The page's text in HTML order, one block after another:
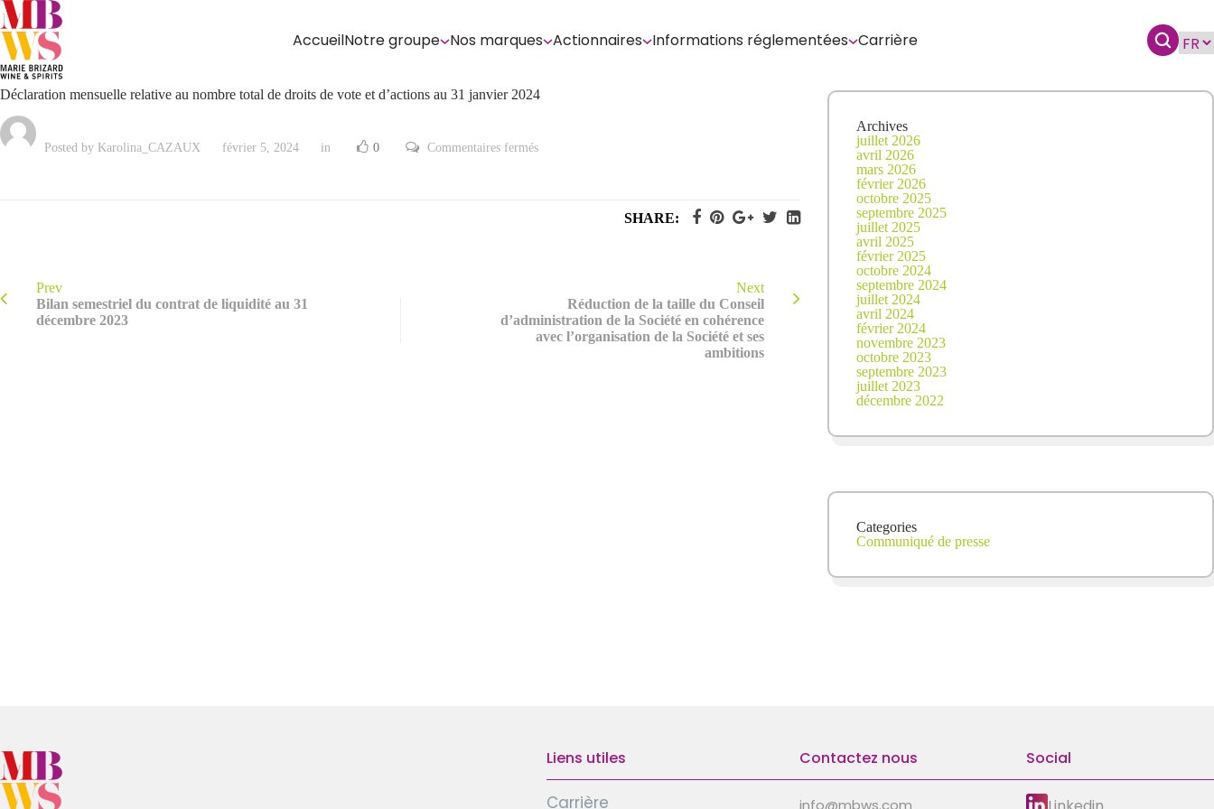
AccueilNotre groupe Nos marques Actionnaires Informations réglementées Carrière
Déclaration mensuelle relative au nombre total de droits de vote et d’actions au 31 janvier 2024
Posted by Karolina_CAZAUX février 5, 2024 in 0 Commentaires ferméssur
d’actions
31
janvier
SHARE:
Prev
Bilan semestriel du contrat de liquidité au 31
décembre 2023
Next
Réduction de la taille du Conseil
d’administration de la Société en cohérence
avec l’organisation de la Société et ses
ambitions
Archives
juillet 2026
avril 2026
mars 2026
février 2026
octobre 2025
septembre 2025
juillet 2025
avril 2025
février 2025
octobre 2024
septembre 2024
juillet 2024
avril 2024
février 2024
novembre 2023
octobre 2023
septembre 2023
juillet 2023
décembre 2022
Categories
Communiqué de presse
Liens utiles
Carrière
Contactez nous
info@mbws.com
Social